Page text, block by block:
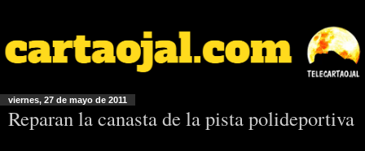
viernes, 27 de mayo de 2011
Reparan la canasta de la pista polideportiva